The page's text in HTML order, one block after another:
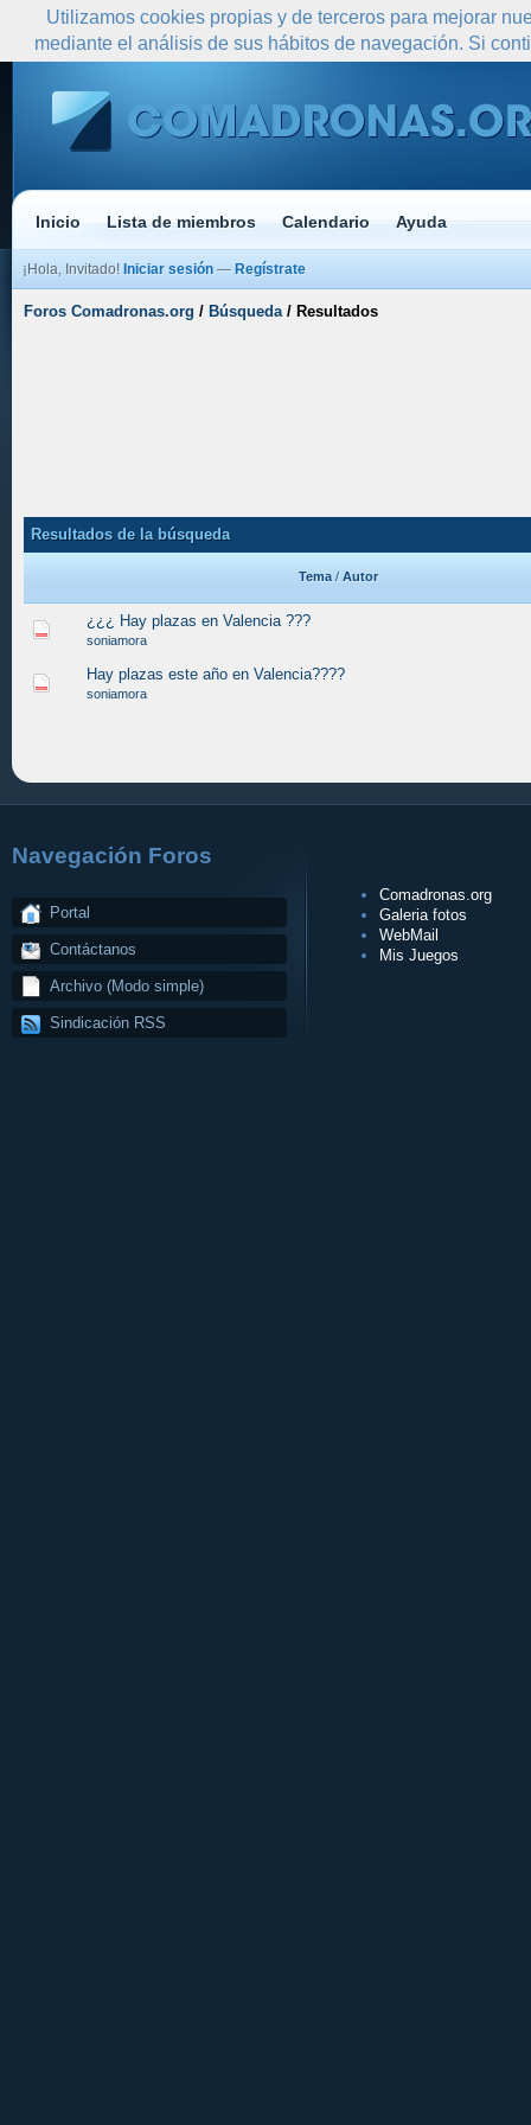
Inicio Lista de miembros Calendario Ayuda
¡Hola, Invitado! Iniciar sesión — Regístrate
Foros Comadronas.org / Búsqueda/ Resultados
Resultados de la búsqueda
Tema /Autor
¿¿¿ Hay plazas en Valencia ???
soniamora
Hay plazas este año en Valencia????
soniamora
Navegación Foros
Portal
Contáctanos
Archivo (Modo simple)
Sindicación RSS
Comadronas.org
Galeria fotos
WebMail
Mis Juegos
Utilizamos cookies propias y de terceros para mejorar
mediante el análisis de sus hábitos de navegación. Si